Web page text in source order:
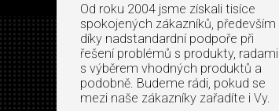
Od roku 2004 jsme získali tisíce
spokojených zákazníků, především
díky nadstandardní podpoře při
řešení problémů s produkty, radami
s výběrem vhodných produktů a
podobně. Budeme rádi, pokud se
mezi naše zákazníky zařadíte i Vy.